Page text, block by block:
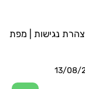
נגישות
מפת